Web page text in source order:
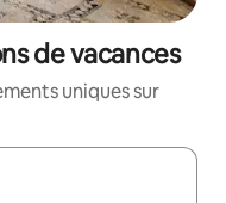
de vacances
uniques sur
les flèches vers le